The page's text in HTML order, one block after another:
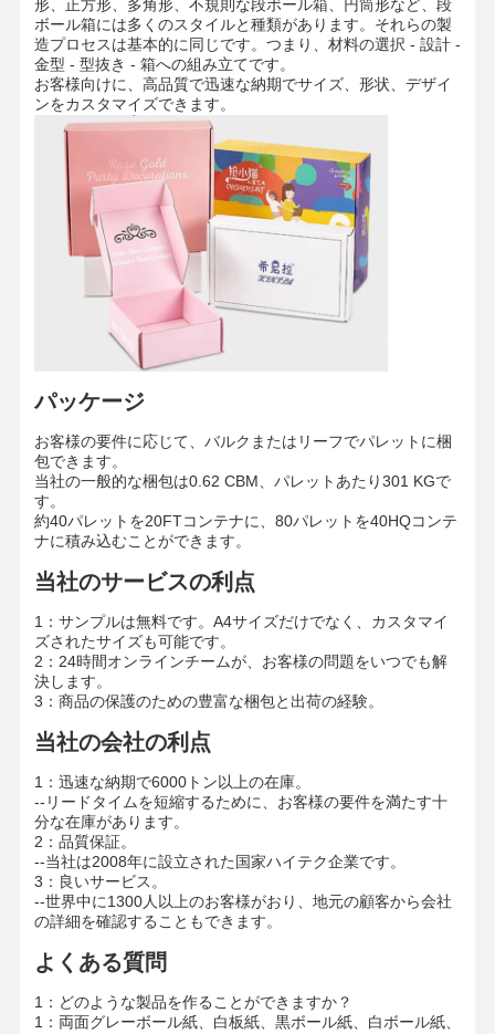
工場見学 品質管理 お問い合わせ ニュース
事件 ブログ
複式アパート板
オフセット ペーパー
光沢紙
カラー紙
新聞用紙のペーパー
ストーンペーパー
コピー用紙
紙箱
紙のワイヤスループ
経師
ケーキボード
形、正方形、多角形、不規則な段ボール箱、円筒形など、段
ボール箱には多くのスタイルと種類があります。それらの製
造プロセスは基本的に同じです。つまり、材料の選択 - 設計 -
金型 - 型抜き - 箱への組み立てです。
お客様向けに、高品質で迅速な納期でサイズ、形状、デザイ
ンをカスタマイズできます。
パッケージ
お客様の要件に応じて、バルクまたはリーフでパレットに梱
包できます。
当社の一般的な梱包は0.62 CBM、パレットあたり301 KGで
す。
約40パレットを20FTコンテナに、80パレットを40HQコンテ
ナに積み込むことができます。
当社のサービスの利点
1：サンプルは無料です。A4サイズだけでなく、カスタマイ
ズされたサイズも可能です。
2：24時間オンラインチームが、お客様の問題をいつでも解
決します。
3：商品の保護のための豊富な梱包と出荷の経験。
当社の会社の利点
1：迅速な納期で6000トン以上の在庫。
--リードタイムを短縮するために、お客様の要件を満たす十
分な在庫があります。
2：品質保証。
--当社は2008年に設立された国家ハイテク企業です。
3：良いサービス。
--世界中に1300人以上のお客様がおり、地元の顧客から会社
の詳細を確認することもできます。
よくある質問
1：どのような製品を作ることができますか？
1：両面グレーボール紙、白板紙、黒ボール紙、白ボール紙、